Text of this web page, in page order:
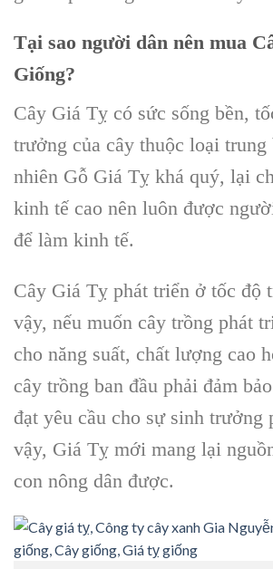
Tại sao người dân nên mua
Giống?
Cây Giá Tỵ có sức sống bền,
trưởng của cây thuộc loại
nhiên Gỗ Giá Tỵ khá quý, lại
kinh tế cao nên luôn được
để làm kinh tế.
Cây Giá Tỵ phát triển ở tốc độ
vậy, nếu muốn cây trồng phát
cho năng suất, chất lượng cao
cây trồng ban đầu phải đảm
đạt yêu cầu cho sự sinh trưởng
vậy, Giá Tỵ mới mang lại
con nông dân được.